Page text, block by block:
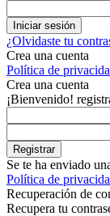
¿Olvidaste tu
Crea una cuenta
Política de
Crea una cuenta
¡Bienvenido!
Se te ha enviado
Política de
Recuperación de
Recupera tu